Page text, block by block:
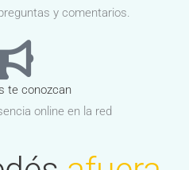
y comentarios.
te conozcan
online en la red